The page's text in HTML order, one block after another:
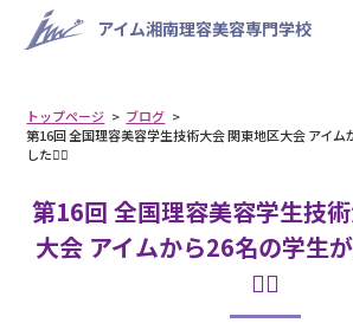
アイム湘南理容美容専門学校
トップページ
ブログ
第16回 全国理容美容学生技術大会 関東地区大会 アイム
した❤️‍🔥
第16回 全国理容美容学生技
大会 アイムから26名の学生
❤️‍🔥